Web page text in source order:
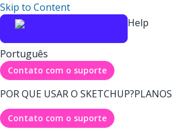
Skip to Content
Help
Português
Contato com o suporte
POR QUE USAR O SKETCHUP?PLANOS
Contato com o suporte